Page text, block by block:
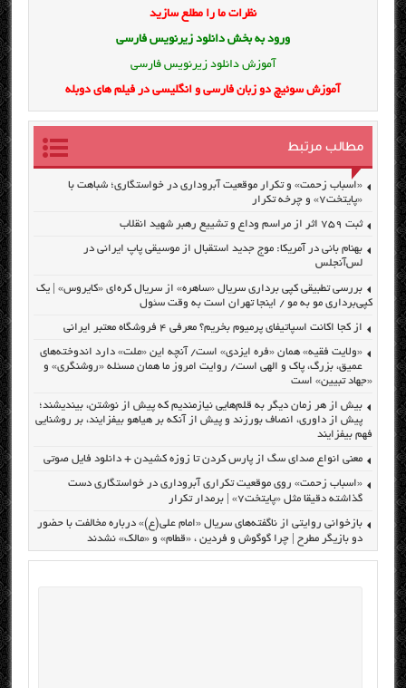
نظرات ما را مطلع سازید
ورود به بخش دانلود زیرنویس فارسی
آموزش دانلود زیرنویس فارسی
آموزش سوئیچ دو زبان فارسی و انگلیسی در فیلم های دوبله
مطالب مرتبط
«اسباب زحمت» و تکرار موقعیت آبروداری در خواستگاری؛ شباهت با
«پایتخت۷» و چرخه تکرار
ثبت ۷۵۹ اثر از مراسم وداع و تشییع رهبر شهید انقلاب
بهنام بانی در آمریکا: موج جدید استقبال از موسیقی پاپ ایرانی در
لس‌آنجلس
بررسی تطبیقی کپی برداری سریال «ساهره» از سریال کره‌ای «کایروس» | یک
کپی‌برداری مو به مو / اینجا تهران است به وقت سئول
از کجا اکانت اسپاتیفای پرمیوم بخریم؟ معرفی ۴ فروشگاه معتبر ایرانی
«ولایت فقیه» همان «فره ایزدی» است/ آنچه این «ملت» دارد اندوخته‌های
عمیق، بزرگ، پاک و الهی است/ روایت امروز ما همان مسئله «روشنگری» و
«جهاد تبیین» است
بیش از هر زمان دیگر به قلم‌هایی نیازمندیم که پیش از نوشتن، بیندیشند؛
پیش از داوری، انصاف بورزند و پیش از آنکه بر هیاهو بیفزایند، بر روشنایی
فهم بیفزایند
معنی انواع صدای سگ از پارس کردن تا زوزه کشیدن + دانلود فایل صوتی
«اسباب زحمت» روی موقعیت تکراری آبروداری در خواستگاری دست
گذاشته دقیقا مثل «پایتخت۷» | برمدار تکرار
بازخوانی روایتی از ناگفته‌های سریال «امام علی(ع)» درباره مخالفت با حضور
دو بازیگر مطرح | چرا گوگوش و فردین ، «قطام» و «مالک» نشدند